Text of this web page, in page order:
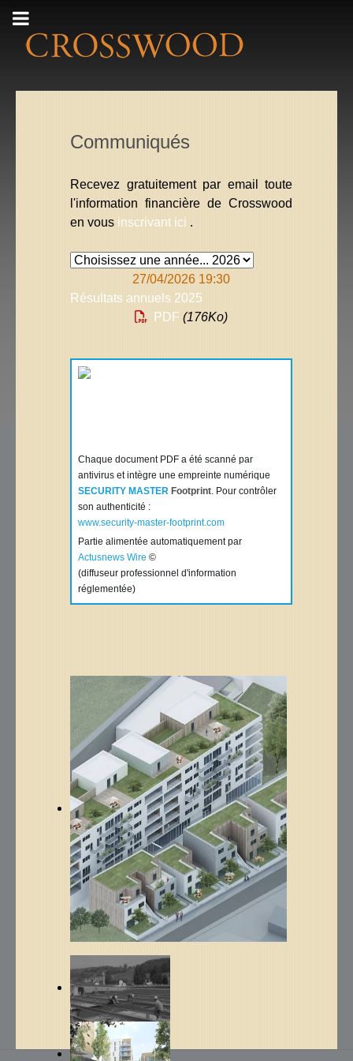
Communiqués
Recevez gratuitement par email toute
l'information financière de Crosswood
en vous inscrivant ici .
27/04/2026 19:30
Résultats annuels 2025
PDF (176Ko)
Chaque document PDF a été scanné par
antivirus et intègre une empreinte numérique
SECURITY MASTER Footprint. Pour contrôler
son authenticité :
www.security-master-footprint.com
Partie alimentée automatiquement par
Actusnews Wire ©
(diffuseur professionnel d'information
réglementée)